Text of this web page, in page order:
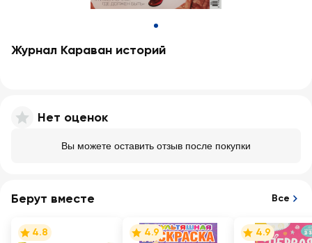
Журнал Караван историй
Нет оценок
Вы можете оставить отзыв после покупки
Берут вместе Все
4.8 4.9 4.9